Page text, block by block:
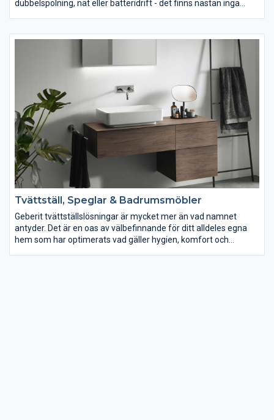
dubbelspolning, nät eller batteridrift - det finns nästan inga
Stop-and-go spolfunktion och insats för wc-rengöringsblock
Basicversionen av spolplattan Geberit Sigma10 har en stop-
and-go spolfunktion och kan utrustas med en insats för wc-
rengöringsblock. Det har endast en enda, rund spolknapp och är
därför tidlöst elegant. Den finns i en lätt-att-städa-version i
rostfritt stål samt i sex olika plastvarianter.
Tvättställ, Speglar & Badrumsmöbler
Geberit tvättställslösningar är mycket mer än vad namnet
antyder. Det är en oas av välbefinnande för ditt alldeles egna
hem som har optimerats vad gäller hygien, komfort och